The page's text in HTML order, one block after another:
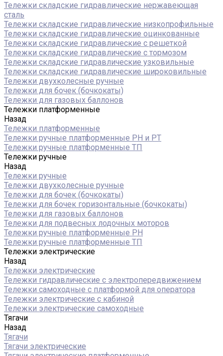
Тележки складские гидравлические нержавеющая
сталь
Тележки складские гидравлические низкопрофильные
Тележки складские гидравлические оцинкованные
Тележки складские гидравлические с решеткой
Тележки складские гидравлические с тормозом
Тележки складские гидравлические узковильные
Тележки складские гидравлические широковильные
Тележки двухколесные ручные
Тележки для бочек (бочкокаты)
Тележки для газовых баллонов
Тележки платформенные
Назад
Тележки платформенные
Тележки ручные платформенные PH и PT
Тележки ручные платформенные ТП
Тележки ручные
Назад
Тележки ручные
Тележки двухколесные ручные
Тележки для бочек (бочкокаты)
Тележки для бочек горизонтальные (бочкокаты)
Тележки для газовых баллонов
Тележки для подвесных лодочных моторов
Тележки ручные платформенные PH
Тележки ручные платформенные ТП
Тележки электрические
Назад
Тележки электрические
Тележки гидравлические с электропередвижением
Тележки самоходные с платформой для оператора
Тележки электрические с кабиной
Тележки электрические самоходные
Тягачи
Назад
Тягачи
Тягачи электрические